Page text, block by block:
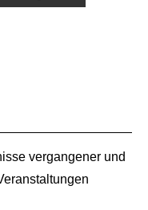
vergangener und